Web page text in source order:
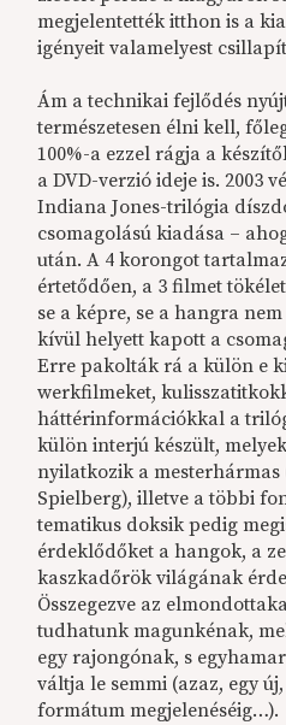
megjelentették itthon is a
igényeit valamelyest
Ám a technikai fejlődés
természetesen élni kell,
100%-a ezzel rágja a
a DVD-verzió ideje is. 2003
Indiana Jones-trilógia
csomagolású kiadása –
után. A 4 korongot
értetődően, a 3 filmet
se a képre, se a hangra
kívül helyett kapott a
Erre pakolták rá a külön e
werkfilmeket,
háttérinformációkkal a
külön interjú készült,
nyilatkozik a mesterhármas
Spielberg), illetve a többi
tematikus doksik pedig
érdeklődőket a hangok, a
kaszkadőrök világának
Összegezve az
tudhatunk magunkénak,
egy rajongónak, s
váltja le semmi (azaz, egy
formátum megjelenéséig…).